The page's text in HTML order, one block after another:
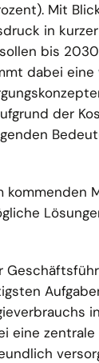
Mit
in
bis
dabei
der